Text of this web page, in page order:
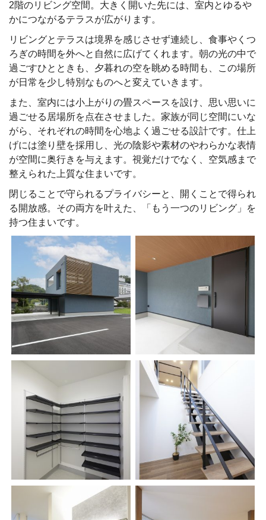
2階のリビング空間。大きく開いた先には、室内とゆるや
かにつながるテラスが広がります。
リビングとテラスは境界を感じさせず連続し、食事やくつ
ろぎの時間を外へと自然に広げてくれます。朝の光の中で
過ごすひとときも、夕暮れの空を眺める時間も、この場所
が日常を少し特別なものへと変えていきます。
また、室内には小上がりの畳スペースを設け、思い思いに
過ごせる居場所を点在させました。家族が同じ空間にいな
がら、それぞれの時間を心地よく過ごせる設計です。仕上
げには塗り壁を採用し、光の陰影や素材のやわらかな表情
が空間に奥行きを与えます。視覚だけでなく、空気感まで
整えられた上質な住まいです。
閉じることで守られるプライバシーと、開くことで得られ
る開放感。その両方を叶えた、「もう一つのリビング」を
持つ住まいです。